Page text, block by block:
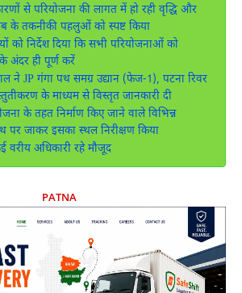
से परियोजना की लागत में हो रही वृद्धि और
के तकनीकी पहलुओं को स्पष्ट किया
को निर्देश दिया कि सभी परियोजनाओं को
के अंदर ही पूर्ण करें
ने JP गंगा पथ समग्र उद्यान (फेज-1), पटना रिवर
के माध्यम से विस्तृत जानकारी दी
के तहत निर्माण किए जाने वाले विभिन्न
पर जाकर इसका स्थल निरीक्षण किया
वरीय अधिकारी रहे मौजूद
PATNA